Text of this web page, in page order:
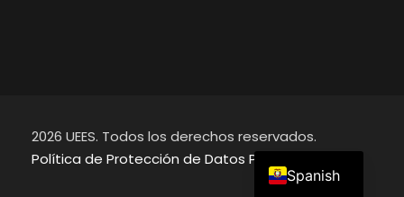
2026 UEES. Todos los derechos reservados.
Política de Protección de Datos Personales
Spanish
English